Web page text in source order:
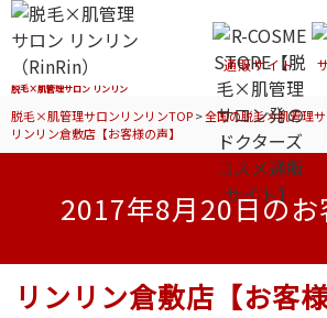
脱毛×肌管理サロン リンリン
通販サイト
脱毛×肌管理サロンリンリンTOP>全国の脱毛×肌管理
リンリン倉敷店【お客様の声】
2017年8月20日のお
リンリン倉敷店【お客様